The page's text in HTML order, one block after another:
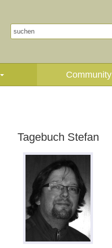
Community
Tagebuch Stefan